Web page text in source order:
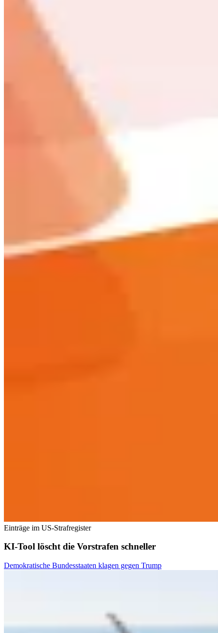
Einträge im US-Strafregister
KI-Tool löscht die Vorstrafen schneller
Demokratische Bundesstaaten klagen gegen Trump